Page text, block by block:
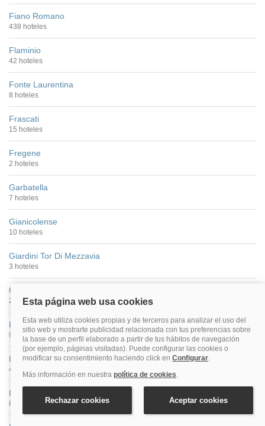
Fiano Romano
438 hoteles
Flaminio
42 hoteles
Fonte Laurentina
8 hoteles
Frascati
15 hoteles
Fregene
2 hoteles
Garbatella
7 hoteles
Gianicolense
10 hoteles
Giardini Tor Di Mezzavia
3 hoteles
Grottaferrata
2 hoteles
La Giustiniana
9 hoteles
La Pisana
4 hoteles
Lido Di Ostia
8 hoteles